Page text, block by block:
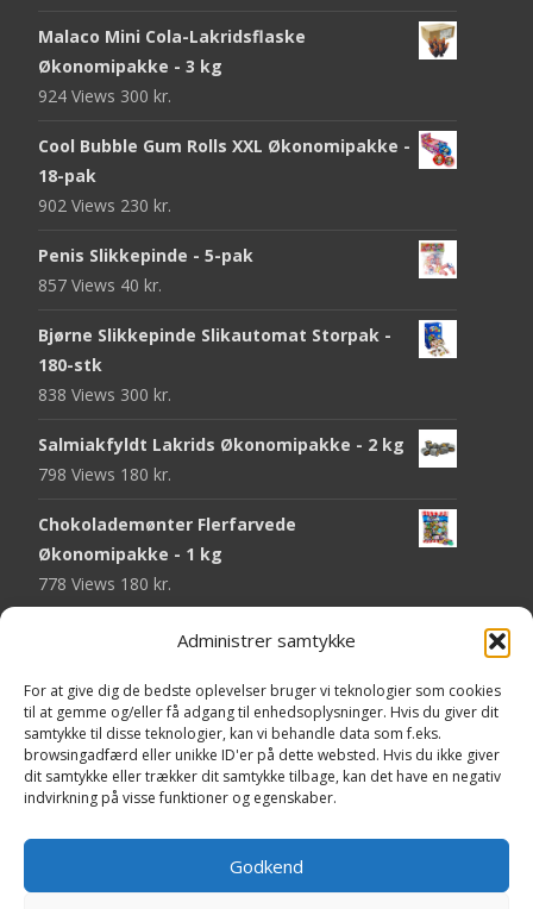
Administrer samtykke
For at give dig de bedste oplevelser bruger vi teknologier som cookies
til at gemme og/eller få adgang til enhedsoplysninger. Hvis du giver dit
samtykke til disse teknologier, kan vi behandle data som f.eks.
browsingadfærd eller unikke ID'er på dette websted. Hvis du ikke giver
dit samtykke eller trækker dit samtykke tilbage, kan det have en negativ
indvirkning på visse funktioner og egenskaber.
Godkend
Malaco Mini Cola-Lakridsflaske
Økonomipakke - 3 kg
924 Views 300 kr.
Cool Bubble Gum Rolls XXL Økonomipakke -
18-pak
902 Views 230 kr.
Penis Slikkepinde - 5-pak
857 Views 40 kr.
Bjørne Slikkepinde Slikautomat Storpak -
180-stk
838 Views 300 kr.
Salmiakfyldt Lakrids Økonomipakke - 2 kg
798 Views 180 kr.
Chokolademønter Flerfarvede
Økonomipakke - 1 kg
778 Views 180 kr.
Malaco Stjerner Lakrids - 92 gram
Pringles Hot & Spicy - 165 gram
751 Views40 kr.
Fini Krudttønder Tyggegummi